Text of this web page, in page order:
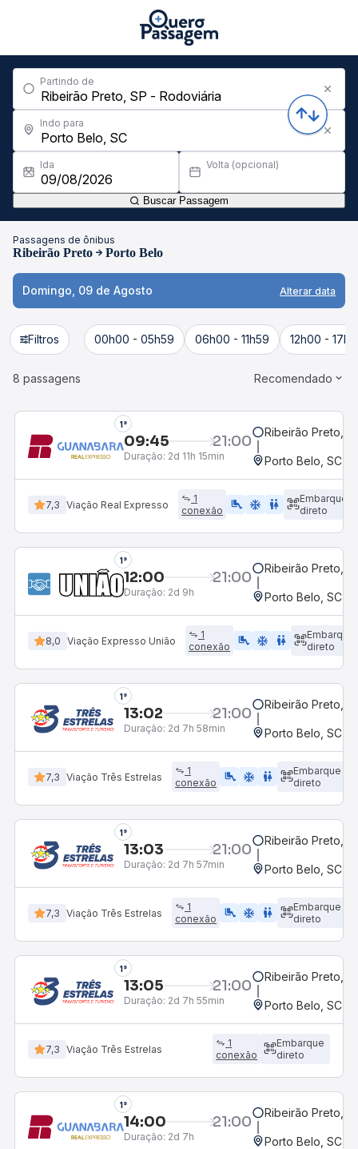
Partindo de
Indo para
Ida Volta (opcional)
Buscar Passagem
Passagens de ônibus
Ribeirão Preto Porto Belo
Domingo, 09 de Agosto Alterar data
Filtros 00h00 - 05h59 06h00 - 11h59 12h00 -
8 passagens Recomendado
1°
09:45 21:00
Duração: 2d 11h 15min
Ribeirão Preto,
Porto Belo, SC
7,3 Viação Real Expresso
1
conexão
airline_seat_legroom_extra ac_unit WC
Embarque
direto
1°
12:00 21:00
Duração: 2d 9h
Ribeirão Preto,
Porto Belo, SC
8,0 Viação Expresso União
1
conexão
airline_seat_legroom_extra ac_unit WC
Embarque
direto
1°
13:02 21:00
Duração: 2d 7h 58min
Ribeirão Preto,
Porto Belo, SC
7,3 Viação Três Estrelas
1
conexão
airline_seat_legroom_extra ac_unit WC
Embarque
direto
1°
13:03 21:00
Duração: 2d 7h 57min
Ribeirão Preto,
Porto Belo, SC
7,3 Viação Três Estrelas
1
conexão
airline_seat_legroom_extra ac_unit wc
Embarque
direto
1°
13:05 21:00
Duração: 2d 7h 55min
Ribeirão Preto,
Porto Belo, SC
7,3 Viação Três Estrelas
1
conexão
Embarque
direto
1°
14:00 21:00
Duração: 2d 7h
Ribeirão Preto,
Porto Belo, SC